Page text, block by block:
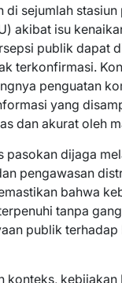
di sejumlah
akibat isu
publik dapat
terkonfirmasi.
penguatan
yang
dan akurat oleh
pasokan dijaga
pengawasan
bahwa
tanpa
publik
konteks, kebijakan